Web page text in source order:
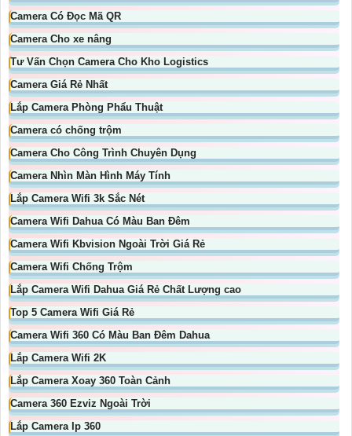
Camera Có Đọc Mã QR
Camera Cho xe nâng
Tư Vấn Chọn Camera Cho Kho Logistics
Camera Giá Rẻ Nhất
Lắp Camera Phòng Phẩu Thuật
Camera có chống trộm
Camera Cho Công Trình Chuyên Dụng
Camera Nhìn Màn Hình Máy Tính
Lắp Camera Wifi 3k Sắc Nét
Camera Wifi Dahua Có Màu Ban Đêm
Camera Wifi Kbvision Ngoài Trời Giá Rẻ
Camera Wifi Chống Trộm
Lắp Camera Wifi Dahua Giá Rẻ Chất Lượng cao
Top 5 Camera Wifi Giá Rẻ
Camera Wifi 360 Có Màu Ban Đêm Dahua
Lắp Camera Wifi 2K
Lắp Camera Xoay 360 Toàn Cảnh
Camera 360 Ezviz Ngoài Trời
Lắp Camera Ip 360